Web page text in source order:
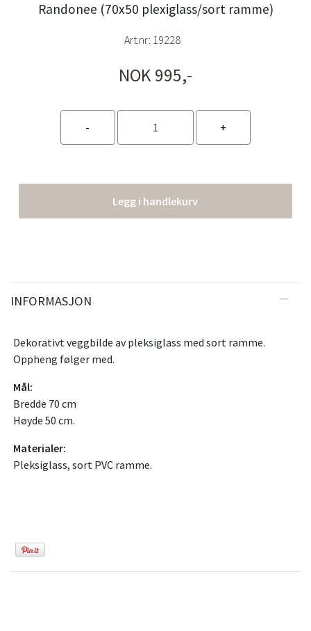
Randonee (70x50 plexiglass/sort ramme)
Art.nr: 19228
NOK 995,-
Legg i handlekurv
INFORMASJON
Dekorativt veggbilde av pleksiglass med sort ramme.
Oppheng følger med.
Mål:
Bredde 70 cm
Høyde 50 cm.
Materialer:
Pleksiglass, sort PVC ramme.